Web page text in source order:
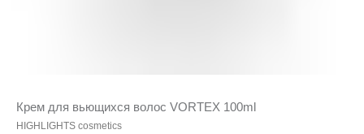
Крем для вьющихся волос VORTEX 100ml
HIGHLIGHTS cosmetics